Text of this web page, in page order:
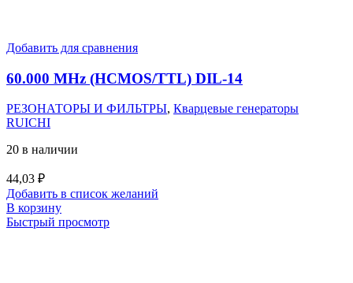
Добавить для сравнения
60.000 MHz (HCMOS/TTL) DIL-14
РЕЗОНАТОРЫ И ФИЛЬТРЫ, Кварцевые генераторы
RUICHI
20 в наличии
44,03 ₽
Добавить в список желаний
В корзину
Быстрый просмотр